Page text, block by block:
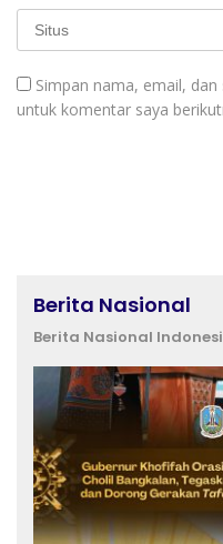
Simpan nama, email,
untuk komentar saya
Berita Nasional
Berita Nasional